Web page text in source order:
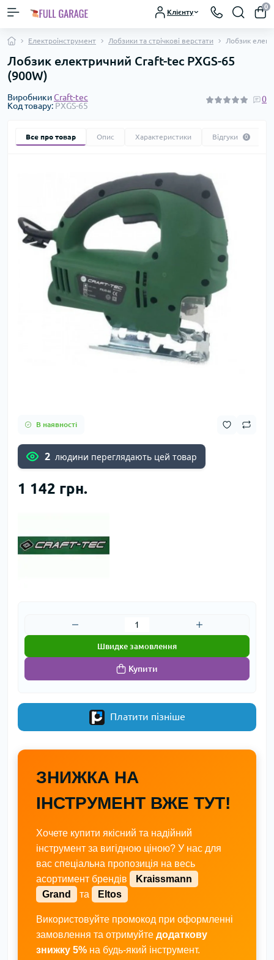
Клієнту
0
Електроінструмент Лобзики та стрічкові верстати Лобзик
Лобзик електричний Craft-tec PXGS-65
(900W)
ВиробникиCraft-tec
Код товару: PXGS-65
0
Все про товар Опис Характеристики Відгуки 0
В наявності
2 людини переглядають цей товар
1 142 грн.
Купити
Швидке замовлення
Платити пізніше
ЗНИЖКА НА
ІНСТРУМЕНТ ВЖЕ ТУТ!
Хочете купити якісний та надійний
інструмент за вигідною ціною? У нас для
вас спеціальна пропозиція на весь
асортимент брендів
Kraissmann
Grand
та Eltos
Використовуйте промокод при оформленні
замовлення та отримуйте додаткову
знижку 5% на будь-який інструмент.